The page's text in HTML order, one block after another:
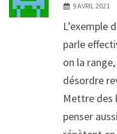
9 AVRIL 2021
L’exemple
parle
on la
désordre
Mettre des
penser